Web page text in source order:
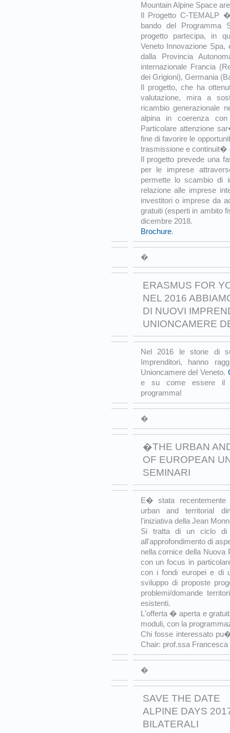
Mountain Alpine Space
Il Progetto C-TEMALP
bando del Programma
progetto partecipa, in
Veneto Innovazione
dalla Provincia
internazionale Francia
dei Grigioni), Germania
Il progetto, che ha
valutazione, mira a
ricambio generazionale
alpina in coerenza con
Particolare attenzione
fine di favorire le
trasmissione e continuit�
Il progetto prevede una
per le imprese
permette lo scambio di
relazione alle imprese
investitori o imprese da
gratuiti (esperti in ambito
dicembre 2018.
Brochure.
�
ERASMUS FOR
NEL 2016
DI NUOVI
UNIONCAMERE
Nel 2016 le storie di
Imprenditori, hanno
Unioncamere del Veneto.
e su come essere il
programma!
�
�THE URBAN
OF EUROPEAN
SEMINARI
E� stata
urban and territorial
l'iniziativa della Jean
Si tratta di un ciclo di
all'approfondimento di
nella cornice della Nuova
con un focus in
con i fondi europei e di
sviluppo di proposte
problemi/domande
esistenti.
L'offerta � aperta e
moduli, con la
Chi fosse interessato
Chair: prof.ssa
�
SAVE THE DATE
ALPINE DAYS
BILATERALI